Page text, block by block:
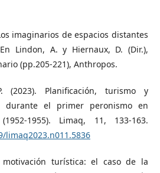
imaginarios de espacios distantes
Lindon, A. y Hiernaux, D. (Dir.),
(pp.205-221), Anthropos.
(2023). Planificación, turismo y
durante el primer peronismo en
1955). Limaq, 11, 133-163.
limaq2023.n011.5836
motivación turística: el caso de la